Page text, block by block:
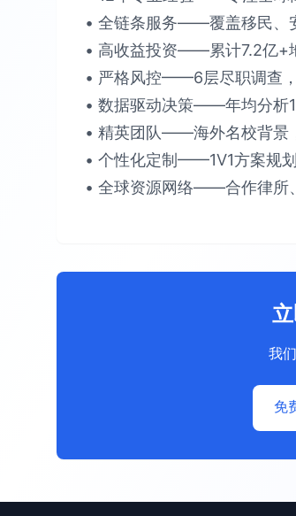
• 全链条服务​​——覆盖移民、
• 高收益投资​​——累计​​7.2亿+​​
• 严格风控​​——6层尽职调查，
• 数据驱动决策​​——年均分析​​
• 精英团队​​——海外名校背景
• 个性化定制​​——1V1方案规
• 全球资源网络​​——合作律所
我
免